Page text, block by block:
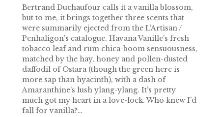
Bertrand Duchaufour calls it a vanilla blossom,
but to me, it brings together three scents that
were summarily ejected from the L’Artisan /
Penhaligon’s catalogue. Havana Vanille’s fresh
tobacco leaf and rum chica-boom sensuousness,
matched by the hay, honey and pollen-dusted
daffodil of Ostara (though the green here is
more sap than hyacinth), with a dash of
Amaranthine’s lush ylang-ylang. It’s pretty
much got my heart in a love-lock. Who knew I’d
fall for vanilla?…